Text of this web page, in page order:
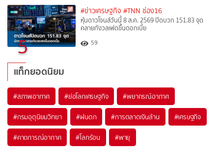
5
#ข่าวเศรษฐกิจ #TNN ช่อง16
หุ้นดาวโจนส์วันนี้ 8 ส.ค. 2569 ปิดบวก 151.83 จุด
คลายกังวลเฟดขึ้นดอกเบี้ย
59
แท็กยอดนิยม
#สภาพอากาศ #ย่อโลกเศรษฐกิจ #พยากรณ์อากาศ
#กรมอุตุนิยมวิทยา #ฝนตก #การตลาดเงินล้าน #เศรษฐกิจ
#คาดการณ์อากาศ #โลกร้อน #พายุ